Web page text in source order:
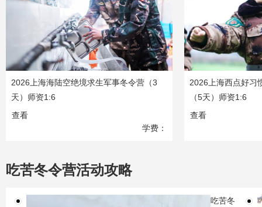
2026上海海陆空绝境求生军事冬令营（3
天）师资1:6
学费：
查看
2026上海西点好习
（5天）师资1:6
查看
吃苦冬令营活动攻略
吃苦冬